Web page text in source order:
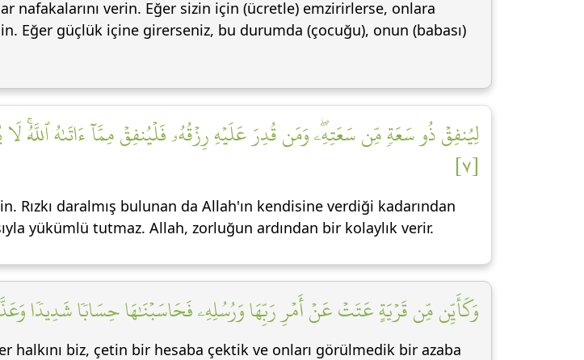
nafakalarını verin. Eğer sizin için (ücretle) emzirirlerse, onlara
Eğer güçlük içine girerseniz, bu durumda (çocuğu), onun (babası)
لِيُنفِقۡ ذُو سَعَةٖ مِّن سَعَتِهِۦۖ وَمَن قُدِرَ عَلَيۡهِ رِزۡقُهُۥ فَلۡيُنفِقۡ مِمَّآ ءَاتَىٰهُ ٱللَّهُۚ
[٧]
Rızkı daralmış bulunan da Allah'ın kendisine verdiği kadarından
yükümlü tutmaz. Allah, zorluğun ardından bir kolaylık verir.
وَكَأَيِّن مِّن قَرۡيَةٍ عَتَتۡ عَنۡ أَمۡرِ رَبِّهَا وَرُسُلِهِۦ فَحَاسَبۡنَٰهَا حِسَابٗا شَدِيدٗا
biz, çetin bir hesaba çektik ve onları görülmedik bir azaba